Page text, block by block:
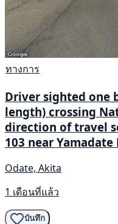
ทางการ
Driver sighted one
length) crossing
direction of travel
103 near Yamadate
Odate, Akita
1 เดือนที่แล้ว
บันทึก